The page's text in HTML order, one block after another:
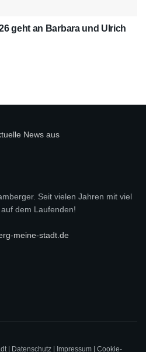
geht an Barbara und Ulrich
Seit vielen Jahren mit viel
dem Laufenden!
meine-stadt.de
| Datenschutz| Impressum| Cookie-